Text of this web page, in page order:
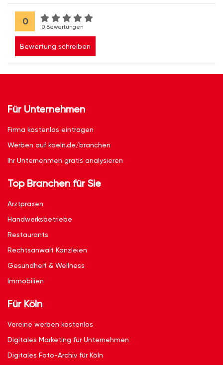
0
0 Bewertungen
Bewertung schreiben
Für Unternehmen
Firma kostenlos eintragen
Werben auf koeln.de/branchen
Ihr Unternehmen gratis analysieren
Top Branchen für Sie
Arztpraxen
Handwerksbetriebe
Restaurants
Rechtsanwalt Kanzleien
Gesundheit & Wellness
Immobilien
Für Köln
Vereine werben kostenlos
Digitales Marketing für Unternehmen
Digitales Foto-Archiv für Köln